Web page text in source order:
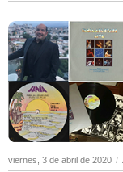
viernes, 3 de abril de 2020 /